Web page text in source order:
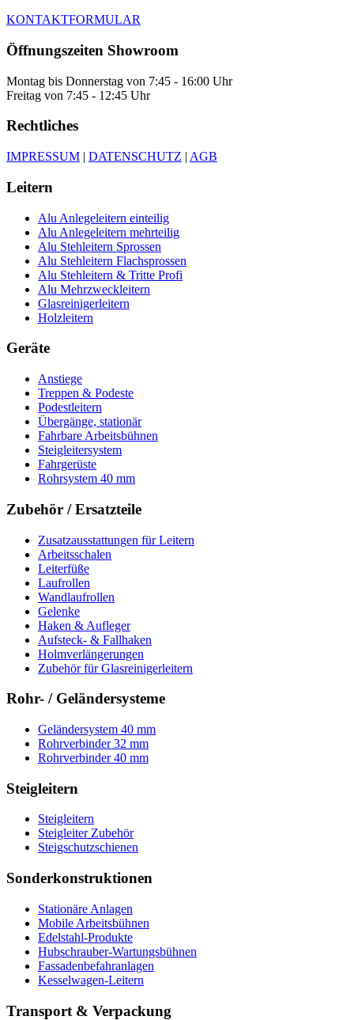
KONTAKTFORMULAR
Öffnungszeiten Showroom
Montag bis Donnerstag von 7:45 - 16:00 Uhr
Freitag von 7:45 - 12:45 Uhr
Rechtliches
IMPRESSUM | DATENSCHUTZ | AGB
Leitern
Alu Anlegeleitern einteilig
Alu Anlegeleitern mehrteilig
Alu Stehleitern Sprossen
Alu Stehleitern Flachsprossen
Alu Stehleitern & Tritte Profi
Alu Mehrzweckleitern
Glasreinigerleitern
Holzleitern
Geräte
Anstiege
Treppen & Podeste
Podestleitern
Übergänge, stationär
Fahrbare Arbeitsbühnen
Steigleitersystem
Fahrgerüste
Rohrsystem 40 mm
Zubehör / Ersatzteile
Zusatzausstattungen für Leitern
Arbeitsschalen
Leiterfüße
Laufrollen
Wandlaufrollen
Gelenke
Haken & Aufleger
Aufsteck- & Fallhaken
Holmverlängerungen
Zubehör für Glasreinigerleitern
Rohr- / Geländersysteme
Geländersystem 40 mm
Rohrverbinder 32 mm
Rohrverbinder 40 mm
Steigleitern
Steigleitern
Steigleiter Zubehör
Steigschutzschienen
Sonderkonstruktionen
Stationäre Anlagen
Mobile Arbeitsbühnen
Edelstahl-Produkte
Hubschrauber-Wartungsbühnen
Fassadenbefahranlagen
Kesselwagen-Leitern
Transport & Verpackung